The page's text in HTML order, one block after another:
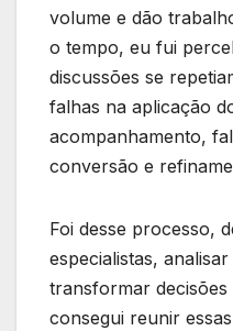
volume e dão
o tempo, eu fui
discussões se
falhas na aplicação
acompanhamento,
conversão e
Foi desse processo,
especialistas,
transformar
consegui reunir